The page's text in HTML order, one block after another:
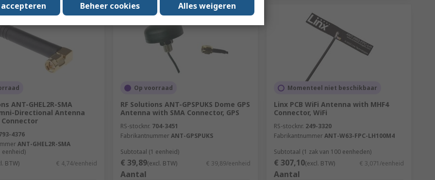
ANT-GHEL2R-SMA
Directional Antenna
4376
ANT-GHEL2R-SMA
eenheid)
BTW) € 4,74/eenheid
Op voorraad
RF Solutions ANT-GPSPUKS Dome GPS
Antenna with SMA Connector, GPS
RS-stocknr. 704-3451
FabrikantnummerANT-GPSPUKS
Subtotaal (1 eenheid)
€ 39,89(excl. BTW) € 39,89/eenheid
Aantal
Momenteel niet beschikbaar
Linx PCB WiFi Antenna with MHF4
Connector, WiFi
RS-stocknr. 249-3320
FabrikantnummerANT-W63-FPC-LH100M4
Subtotaal (1 zak van 100 eenheden)
€ 307,10(excl. BTW) € 3,071/eenheid
Aantal
Beheer cookies Alles weigeren